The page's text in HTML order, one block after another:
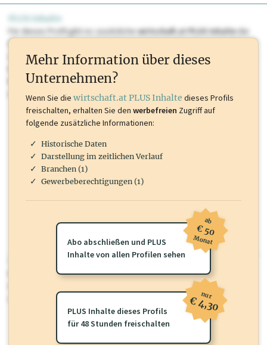
Für dieses Profil gibt es zusätzlichewirtschaft.at PLUS Inhaltedie
Sie momentan nicht einsehen können. Schalten Sie dieses Profil frei
oder loggen Sie sich ein um diese Inhalte zu sehen. wirtschaft.at PLUS
Marken, Patente, Rechtstatsachen, OTS-Aussendungen, und viele
mehr.
wirtschaft.at PLUS
Für dieses Profil gibt es zusätzlichewirtschaft.at PLUS Inhalte
Sie momentan nicht einsehen können. Schalten Sie dieses Profil frei
oder loggen Sie sich ein um diese Inhalte zu sehen.
Mehr Information über dieses
Unternehmen?
Wenn Sie die wirtschaft.at PLUS Inhalte dieses Profils
freischalten, erhalten Sie den werbefreien Zugriff auf
folgende zusätzliche Informationen:
Historische Daten
Darstellung im zeitlichen Verlauf
Branchen (1)
Gewerbeberechtigungen (1)
Abo abschließen und PLUS
Inhalte von allen Profilen sehen
ab
€ 50
Monat
PLUS Inhalte dieses Profils
für 48 Stunden freischalten
nur
€ 4,30